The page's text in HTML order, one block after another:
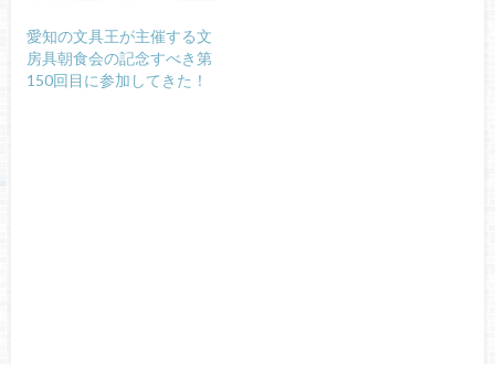
愛知の文具王が主催する文
房具朝食会の記念すべき第
150回目に参加してきた！